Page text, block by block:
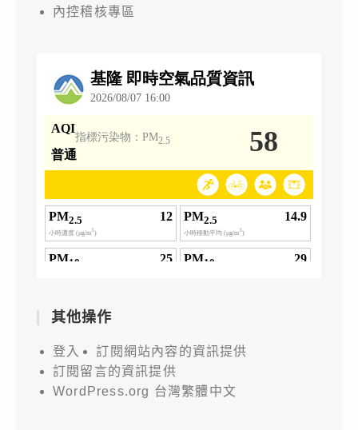
內控稽核專區
其他操作
登入
訂閱網站內容的資訊提供
訂閱留言的資訊提供
WordPress.org 台灣繁體中文